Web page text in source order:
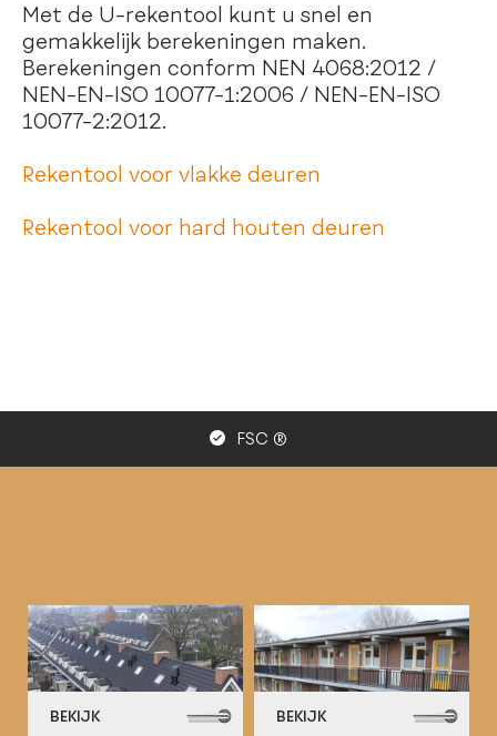
Met de U-rekentool kunt u snel en
gemakkelijk berekeningen maken.
Berekeningen conform NEN 4068:2012 /
NEN-EN-ISO 10077-1:2006 / NEN-EN-ISO
10077-2:2012.
Rekentool voor vlakke deuren
Rekentool voor hard houten deuren
FSC ®
BEKIJK BEKIJK